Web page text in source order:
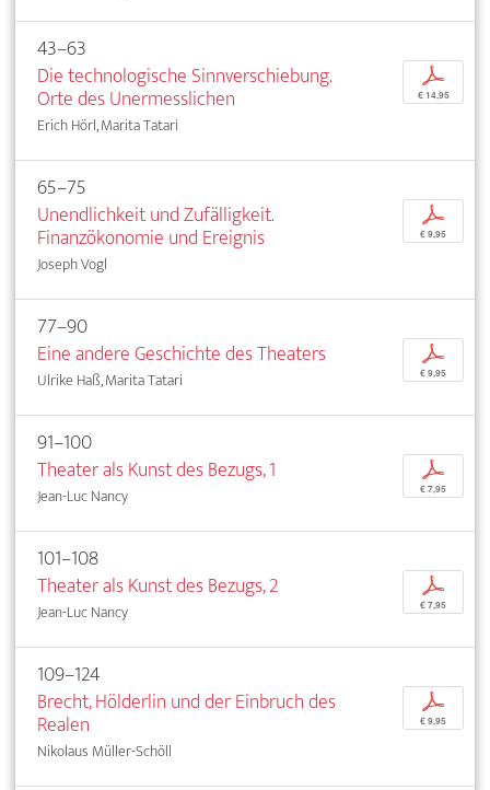
43–63
Die technologische Sinnverschiebung.
Orte des Unermesslichen
Erich Hörl, Marita Tatari
p
€ 14,95
65–75
Unendlichkeit und Zufälligkeit.
Finanzökonomie und Ereignis
Joseph Vogl
p
€ 9,95
77–90
Eine andere Geschichte des Theaters
Ulrike Haß, Marita Tatari
p
€ 9,95
91–100
Theater als Kunst des Bezugs, 1
Jean-Luc Nancy
p
€ 7,95
101–108
Theater als Kunst des Bezugs, 2
Jean-Luc Nancy
p
€ 7,95
109–124
Brecht, Hölderlin und der Einbruch des
Realen
Nikolaus Müller-Schöll
p
€ 9,95